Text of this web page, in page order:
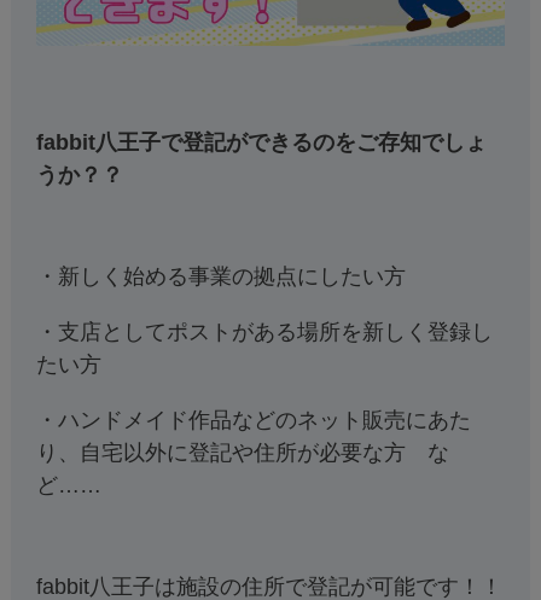
fabbit八王子で登記ができるのをご存知でしょ
うか？？
・新しく始める事業の拠点にしたい方
・支店としてポストがある場所を新しく登録し
たい方
・ハンドメイド作品などのネット販売にあた
り、自宅以外に登記や住所が必要な方 な
ど……
fabbit八王子は施設の住所で登記が可能です！！